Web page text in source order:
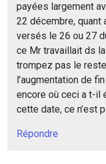
payées largement
22 décembre,
versés le 26 ou 27
ce Mr travaillait ds
trompez pas le
l’augmentation de
encore où ceci a t-il
cette date, ce n’est
Répondre